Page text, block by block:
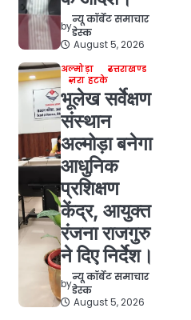
by
न्यू कॉर्बेट समाचार
डेस्क
August 5, 2026
अल्मोड़ा
उत्तराखण्ड
ज़रा हटके
भूलेख सर्वेक्षण
संस्थान
अल्मोड़ा बनेगा
आधुनिक
प्रशिक्षण
केंद्र, आयुक्त
रंजना राजगुरु
ने दिए निर्देश।
by
न्यू कॉर्बेट समाचार
डेस्क
August 5, 2026